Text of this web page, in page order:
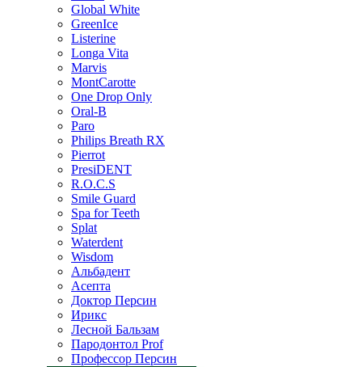
Global White
GreenIce
Listerine
Longa Vita
Marvis
MontCarotte
One Drop Only
Oral-B
Paro
Philips Breath RX
Pierrot
PresiDENT
R.O.C.S
Smile Guard
Spa for Teeth
Splat
Waterdent
Wisdom
Альбадент
Асепта
Доктор Персин
Ирикс
Лесной Бальзам
Пародонтол Prof
Профессор Персин